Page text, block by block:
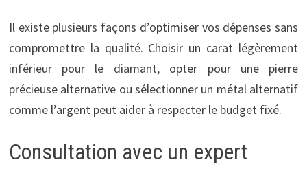
Il existe plusieurs façons d’optimiser vos dépenses sans
compromettre la qualité. Choisir un carat légèrement
inférieur pour le diamant, opter pour une pierre
précieuse alternative ou sélectionner un métal alternatif
comme l’argent peut aider à respecter le budget fixé.
Consultation avec un expert